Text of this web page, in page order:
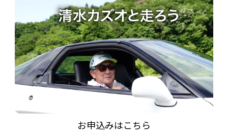
場内マップ アクセス
サービスガイド アンケート
お申込みはこちら